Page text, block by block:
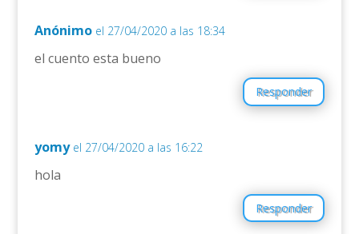
Anónimo el 27/04/2020 a las 18:34
el cuento esta bueno
Responder
yomy el 27/04/2020 a las 16:22
hola
Responder